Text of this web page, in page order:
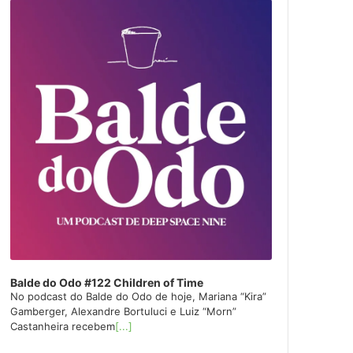
Balde do Odo #122 Children of Time
No podcast do Balde do Odo de hoje, Mariana “Kira”
Gamberger, Alexandre Bortuluci e Luiz “Morn”
Castanheira recebem[...]